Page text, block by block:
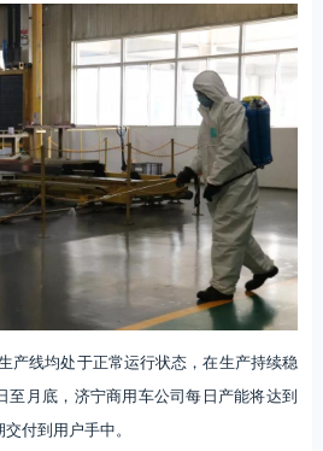
产线均处于正常运行状态，在生产持续稳
至月底，济宁商用车公司每日产能将达到
付到用户手中。